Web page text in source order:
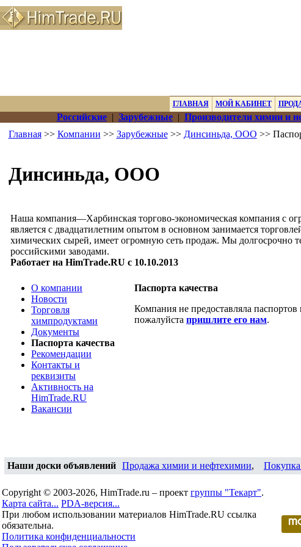
ГЛАВНАЯ МОЙ КАБИНЕТ
Российские| Зарубежные| Производители химии и
Главная>> Компании >> Зарубежные>> Динсиньда, ООО >>
Динсиньда, ООО
Наша компания—Харбинская торгово-экономическая компания с
является с двадцатилетним опытом в основном занимается
химических сырей, имеет огромную сеть продаж. Мы долгосрочно
российскими заводами.
Работает на HimTrade.RU с 10.10.2013
О компании
Новости
Торговля
химпродуктами
Документы
Паспорта качества
Рекомендации
Контакты и
реквизиты
Активность на
HimTrade.RU
Вакансии
Паспорта качества
Компания не предоставляла паспортов
пожалуйста пришлите его нам.
Наши доски объявлений Продажа химии и нефтехимии,
Copyright © 2003-2026, HimTrade.ru – проект группы "Текарт".
Карта сайта... PDA-версия...
При любом использовании материалов HimTrade.RU ссылка
обязательна.
Политика конфиденциальности